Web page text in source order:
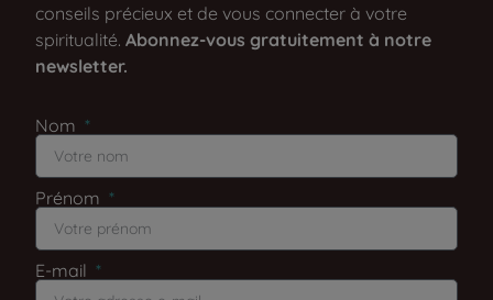
conseils précieux et de vous connecter à votre
spiritualité.Abonnez-vous gratuitement à notre
newsletter.
Nom
Prénom
E-mail